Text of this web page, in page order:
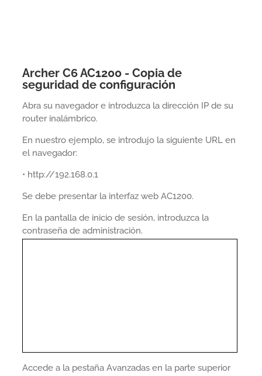
Archer C6 AC1200 - Copia de
seguridad de configuración
Abra su navegador e introduzca la dirección IP de su
router inalámbrico.
En nuestro ejemplo, se introdujo la siguiente URL en
el navegador:
• http://192.168.0.1
Se debe presentar la interfaz web AC1200.
En la pantalla de inicio de sesión, introduzca la
contraseña de administración.
Accede a la pestaña Avanzadas en la parte superior